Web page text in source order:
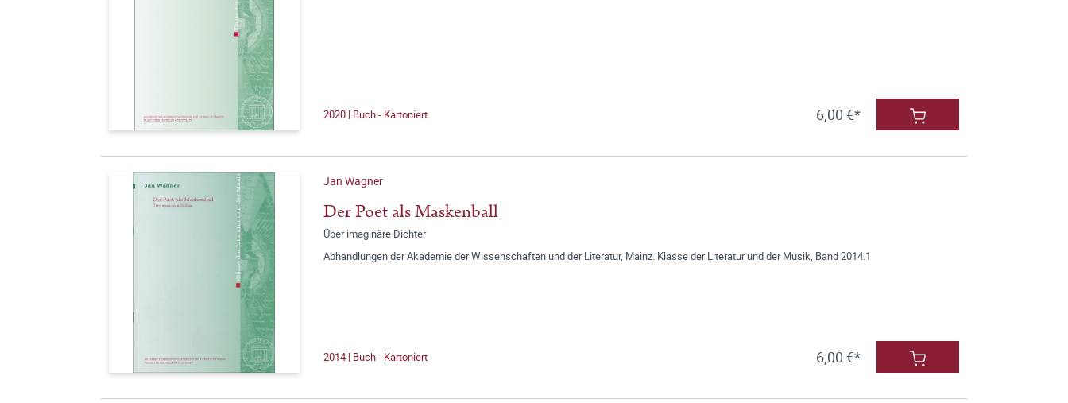
2020 | Buch - Kartoniert 6,00 €*
Jan Wagner
Der Poet als Maskenball
Über imaginäre Dichter
Abhandlungen der Akademie der Wissenschaften und der Literatur, Mainz. Klasse der Literatur und der Musik, Band 2014.1
2014 | Buch - Kartoniert 6,00 €*